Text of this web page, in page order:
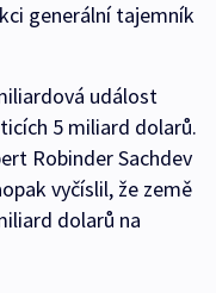
generální tajemník
událost
5 miliard dolarů.
Robinder Sachdev
vyčíslil, že země
dolarů na